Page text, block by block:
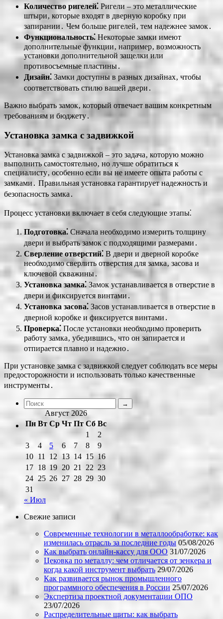
Количество ригелей⁚ Ригели – это металлические
штыри‚ которые входят в дверную коробку при
запирании․ Чем больше ригелей‚ тем надежнее замок․
Функциональность⁚ Некоторые замки имеют
дополнительные функции‚ например‚ возможность
установки дополнительной защелки или
противосъемные пластины․
Дизайн⁚ Замки доступны в разных дизайнах‚ чтобы
соответствовать стилю вашей двери․
Важно выбрать замок‚ который отвечает вашим конкретным
требованиям и бюджету․
Установка замка с задвижкой
Установка замка с задвижкой – это задача‚ которую можно
выполнить самостоятельно‚ но лучше обратиться к
специалисту‚ особенно если вы не имеете опыта работы с
замками․ Правильная установка гарантирует надежность и
безопасность замка․
Процесс установки включает в себя следующие этапы⁚
Подготовка⁚ Сначала необходимо измерить толщину
двери и выбрать замок с подходящими размерами․
Сверление отверстий⁚ В двери и дверной коробке
необходимо сверлить отверстия для замка‚ засова и
ключевой скважины․
Установка замка⁚ Замок устанавливается в отверстие в
двери и фиксируется винтами․
Установка засова⁚ Засов устанавливается в отверстие в
дверной коробке и фиксируется винтами․
Проверка⁚ После установки необходимо проверить
работу замка‚ убедившись‚ что он запирается и
отпирается плавно и надежно․
При установке замка с задвижкой следует соблюдать все меры
предосторожности и использовать только качественные
инструменты․
Август 2026
Пн Вт Ср Чт Пт Сб Вс
1
2
3
4 5 6 7 8
9
10 11 12 13 14 15 16
17 18 19 20 21 22 23
24 25 26 27 28 29 30
31
« Июл
Свежие записи
Современные технологии в металлообработке: как
изменилась отрасль за последние годы 05/08/2026
Как выбрать онлайн-кассу для ООО 31/07/2026
Цековка по металлу: чем отличается от зенкера и
когда какой инструмент выбрать 29/07/2026
Как развивается рынок промышленного
программного обеспечения в России 25/07/2026
Экспертиза проектной документации ОПО
23/07/2026
Распределительные щиты: как выбрать